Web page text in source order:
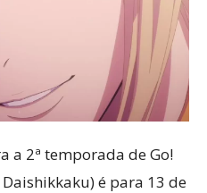
a 2ª temporada de Go!
Daishikkaku) é para 13 de